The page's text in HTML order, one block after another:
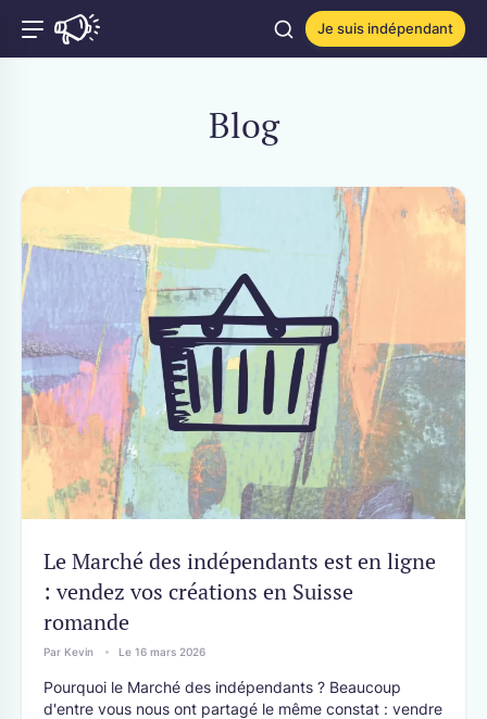
Je suis indépendant
Blog
Le Marché des indépendants est en ligne
: vendez vos créations en Suisse
romande
Par Kevin Le 16 mars 2026
Pourquoi le Marché des indépendants ? Beaucoup
d'entre vous nous ont partagé le même constat : vendre
CATÉGORIES POPULAIRES
Coach de bien-être / de vie
Création de contenu
Développement web / Web
design
Graphisme / Conception
graphique
Photographie
Traduction / Rédaction /
Correction
Vidéastes / Réalisation
Garde d'animaux /
Communication animale
Berne
Fribourg
Jura
Neuchâtel
Vaud